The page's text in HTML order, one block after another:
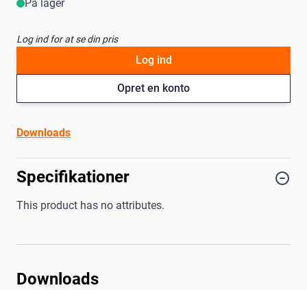
På lager
Log ind for at se din pris
Opret en konto
Log ind
Downloads
Specifikationer
This product has no attributes.
Downloads